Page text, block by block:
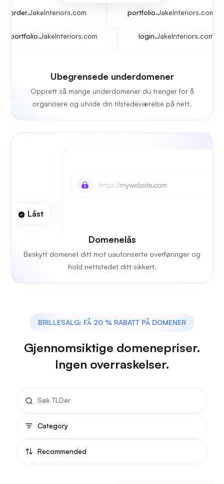
order.JakeInteriors.com portfolio.JakeInteriors.com
portfolio.JakeInteriors.com login.JakeInteriors.com
Ubegrensede underdomener
Opprett så mange underdomener du trenger for å
organisere og utvide din tilstedeværelse på nett.
Låst
Domenelås
Beskytt domenet ditt mot uautoriserte overføringer og
hold nettstedet ditt sikkert.
BRILLESALG: FÅ 20 % RABATT PÅ DOMENER
Gjennomsiktige domenepriser.
Ingen overraskelser.
Category
Recommended